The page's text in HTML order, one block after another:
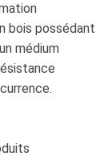
bois possédant
médium